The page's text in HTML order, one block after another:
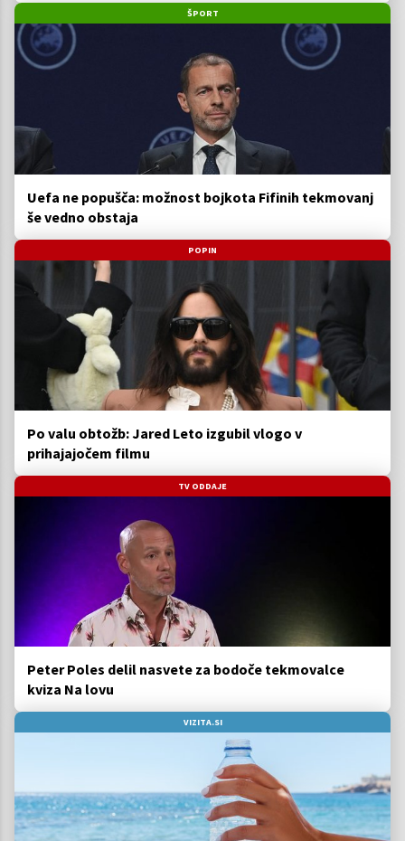
ŠPORT
Uefa ne popušča: možnost bojkota Fifinih tekmovanj
še vedno obstaja
POPIN
Po valu obtožb: Jared Leto izgubil vlogo v
prihajajočem filmu
TV ODDAJE
Peter Poles delil nasvete za bodoče tekmovalce
kviza Na lovu
VIZITA.SI